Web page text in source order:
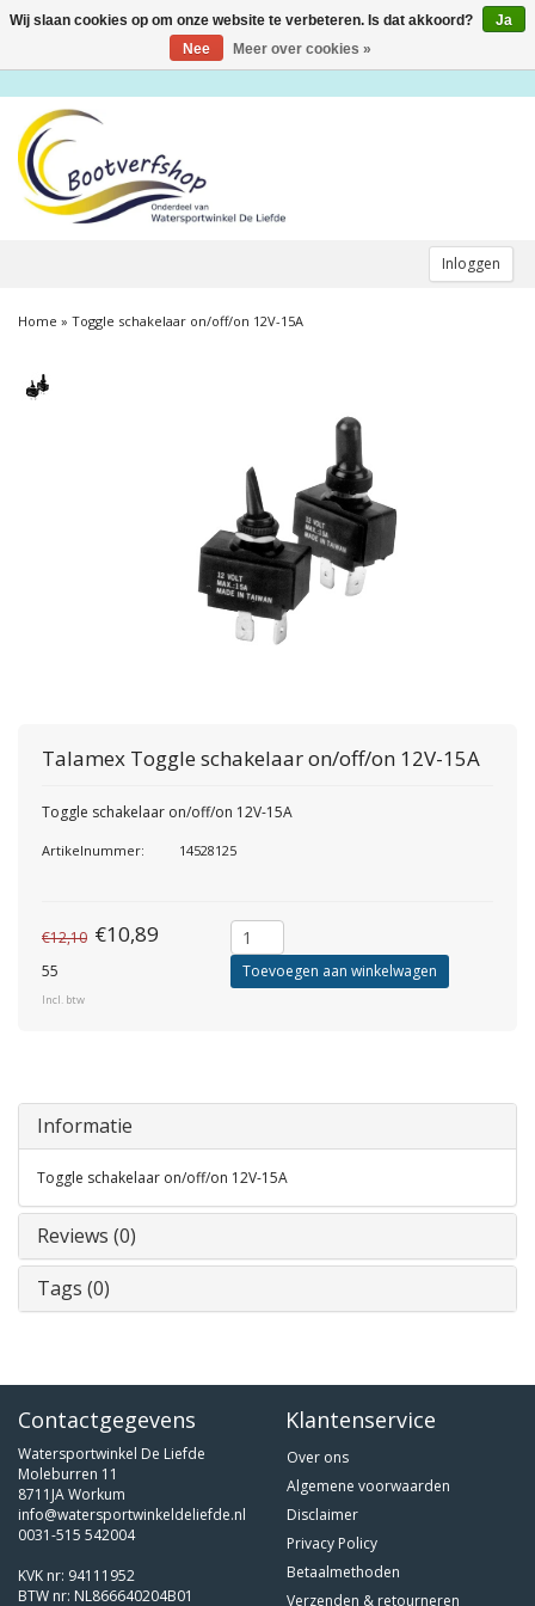
Inloggen
Toggle
Home » Toggle schakelaar on/off/on 12V-15A
Talamex Toggle schakelaar on/off/on 12V-15A
Toggle schakelaar on/off/on 12V-15A
Artikelnummer: 14528125
€12,10 €10,89
55
Incl. btw
Toevoegen aan winkelwagen
Informatie
Toggle schakelaar on/off/on 12V-15A
Reviews (0)
Tags (0)
Contactgegevens
Watersportwinkel De Liefde
Moleburren 11
8711JA Workum
info@watersportwinkeldeliefde.nl
0031-515 542004
KVK nr: 94111952
BTW nr: NL866640204B01
Klantenservice
Over ons
Algemene voorwaarden
Disclaimer
Privacy Policy
Betaalmethoden
Verzenden & retourneren
Wij slaan cookies op om onze website te verbeteren. Is dat akkoord?
Ja
Nee
Meer over cookies »